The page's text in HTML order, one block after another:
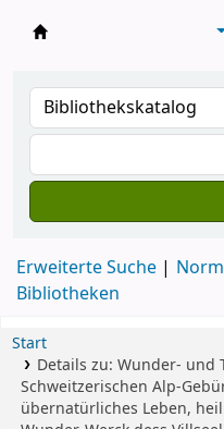
Erweiterte Suche
Bibliotheken
Start
Details zu: Wunder- und
Schweitzerischen Alp-
übernatürliches Leben,